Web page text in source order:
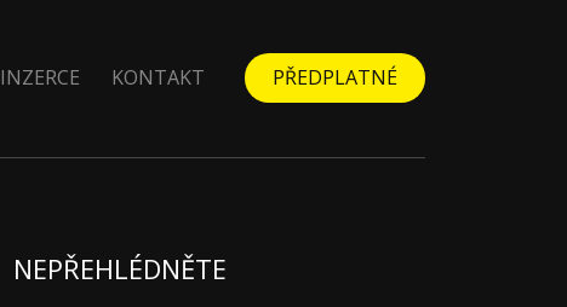
INZERCE KONTAKT PŘEDPLATNÉ
NEPŘEHLÉDNĚTE